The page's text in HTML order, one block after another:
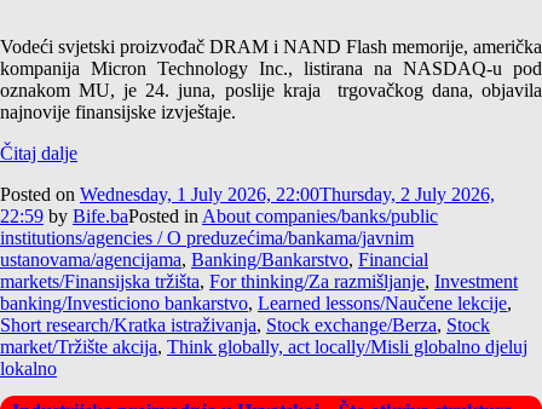
Vodeći svjetski proizvođač DRAM i NAND Flash memorije, američka
kompanija Micron Technology Inc., listirana na NASDAQ-u pod
oznakom MU, je 24. juna, poslije kraja trgovačkog dana, objavila
najnovije finansijske izvještaje.
Čitaj dalje
Posted on Wednesday, 1 July 2026, 22:00Thursday, 2 July 2026,
22:59 by Bife.baPosted in About companies/banks/public
institutions/agencies / O preduzećima/bankama/javnim
ustanovama/agencijama, Banking/Bankarstvo, Financial
markets/Finansijska tržišta, For thinking/Za razmišljanje, Investment
banking/Investiciono bankarstvo, Learned lessons/Naučene lekcije,
Short research/Kratka istraživanja, Stock exchange/Berza, Stock
market/Tržište akcija, Think globally, act locally/Misli globalno djeluj
lokalno